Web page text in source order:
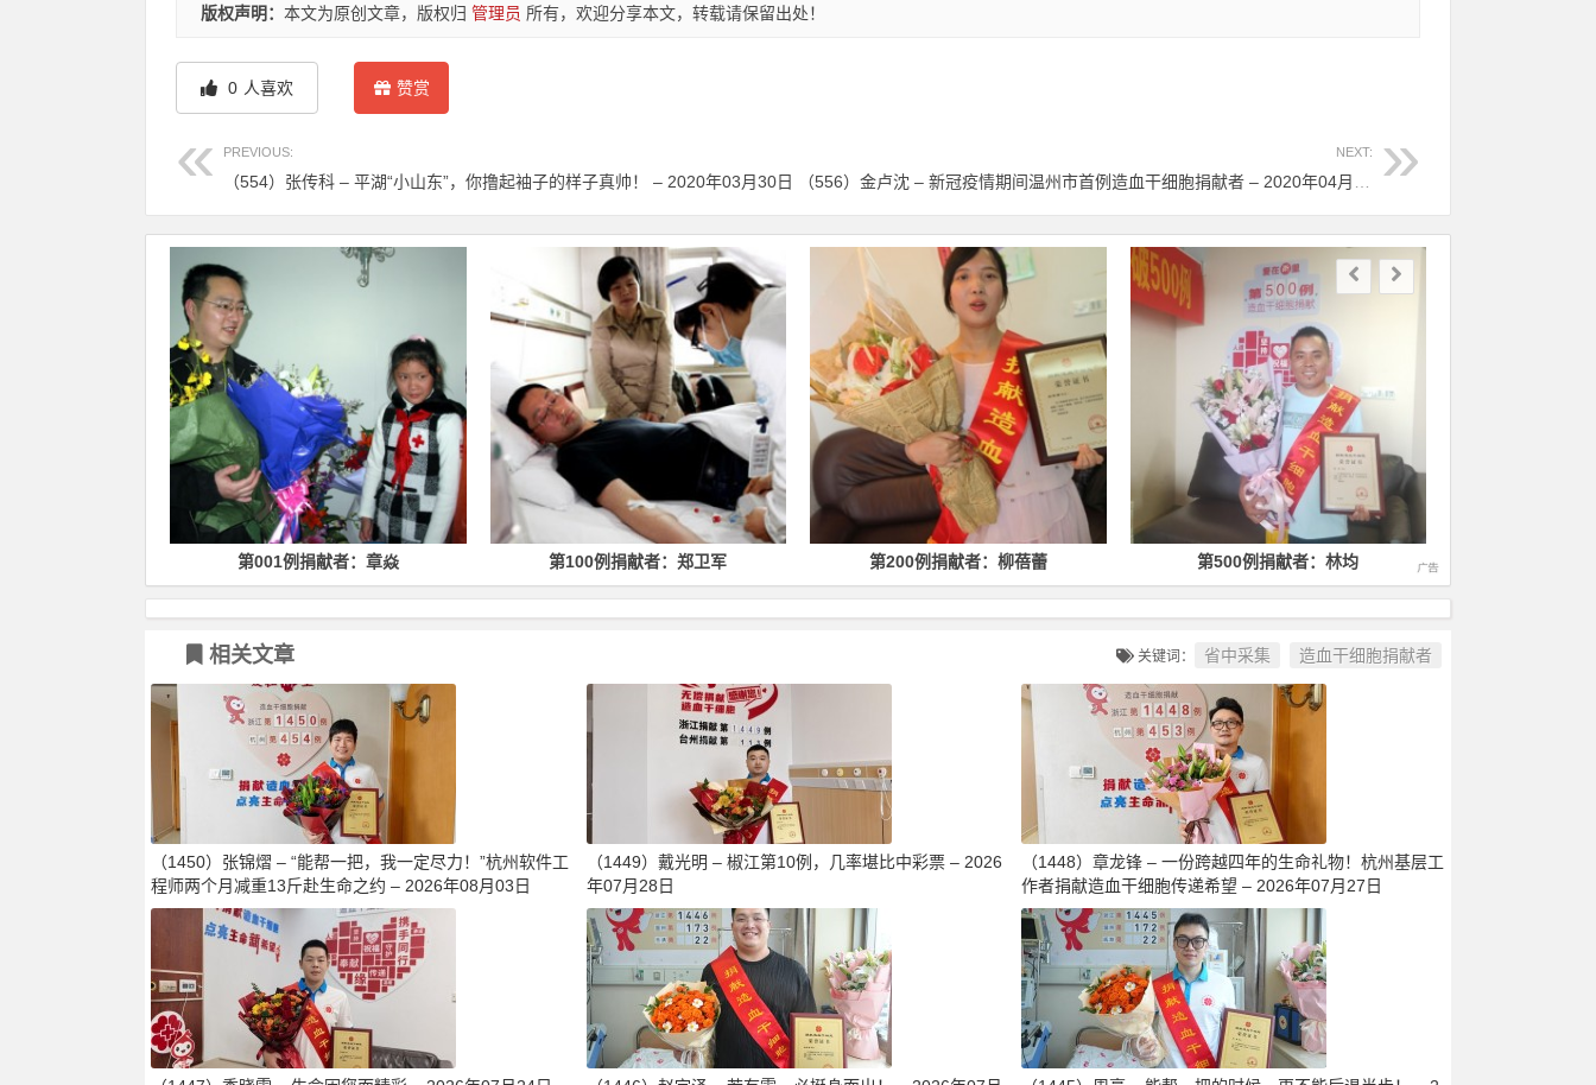
版权声明： 本文为原创文章，版权归 管理员 所有，欢迎分享本文，转载请保留出处！
0 人喜欢 赞赏
PREVIOUS:
（554）张传科 – 平湖“小山东”，你撸起袖子的样子真帅！ – 2020年03月30日
NEXT:
第100例捐献者：郑卫军 第200例捐献者：柳蓓蕾 第500例捐献者：林均 第1000例捐献者：徐毅
相关文章 关键词： 省中采集 造血干细胞捐献者
（1450）张锦熠 – “能帮一把，我一定尽力！”杭州软件工
程师两个月减重13斤赴生命之约 – 2026年08月03日
（1449）戴光明 – 椒江第10例，几率堪比中彩票 – 2026
年07月28日
（1448）章龙锋 – 一份跨越四年的生命礼物！杭州基层工
作者捐献造血干细胞传递希望 – 2026年07月27日